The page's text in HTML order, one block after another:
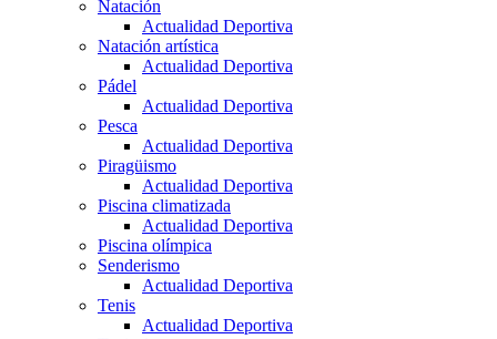
Natación
Actualidad Deportiva
Natación artística
Actualidad Deportiva
Pádel
Actualidad Deportiva
Pesca
Actualidad Deportiva
Piragüismo
Actualidad Deportiva
Piscina climatizada
Actualidad Deportiva
Piscina olímpica
Senderismo
Actualidad Deportiva
Tenis
Actualidad Deportiva